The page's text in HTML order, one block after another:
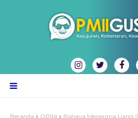
Beranda OPINI
Bahaya Menerima Uang